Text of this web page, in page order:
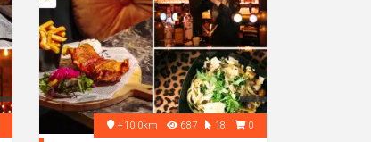
+10.0km 687 18 0